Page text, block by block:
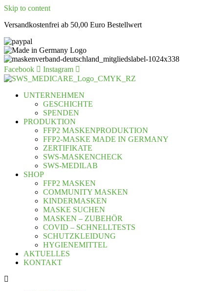
Skip to content
Versandkostenfrei ab 50,00 Euro Bestellwert
Facebook Instagram
UNTERNEHMEN
GESCHICHTE
SPENDEN
PRODUKTION
FFP2 MASKENPRODUKTION
FFP2-MASKE MADE IN GERMANY
ZERTIFIKATE
SWS-MASKENCHECK
SWS-MEDILAB
SHOP
FFP2 MASKEN
COMMUNITY MASKEN
KINDERMASKEN
MASKE SUCHEN
MASKEN – ZUBEHÖR
COVID – SCHNELLTESTS
SCHUTZKLEIDUNG
HYGIENEMITTEL
AKTUELLES
KONTAKT